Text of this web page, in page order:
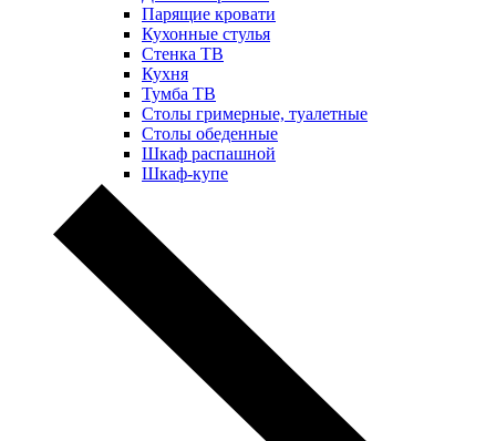
Парящие кровати
Кухонные стулья
Стенка ТВ
Кухня
Тумба ТВ
Столы гримерные, туалетные
Столы обеденные
Шкаф распашной
Шкаф-купе